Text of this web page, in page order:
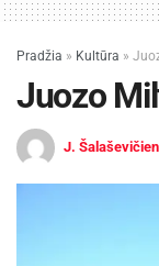
Pradžia » Kultūra »
Juozo
J.